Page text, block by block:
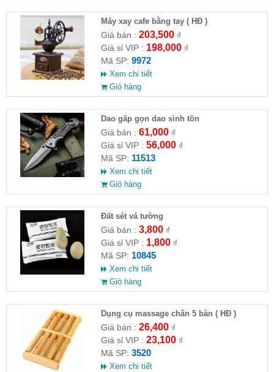
Máy xay cafe bằng tay ( HĐ )
Giá bán : 203,500₫
Giá sỉ VIP : 198,000₫
Mã SP: 9972
Xem chi tiết
Giỏ hàng
Dao gấp gọn dao sinh tồn
Giá bán : 61,000₫
Giá sỉ VIP : 56,000₫
Mã SP: 11513
Xem chi tiết
Giỏ hàng
Đất sét vá tường
Giá bán : 3,800₫
Giá sỉ VIP : 1,800₫
Mã SP: 10845
Xem chi tiết
Giỏ hàng
Dụng cụ massage chân 5 bàn ( HĐ )
Giá bán : 26,400₫
Giá sỉ VIP : 23,100₫
Mã SP: 3520
Xem chi tiết